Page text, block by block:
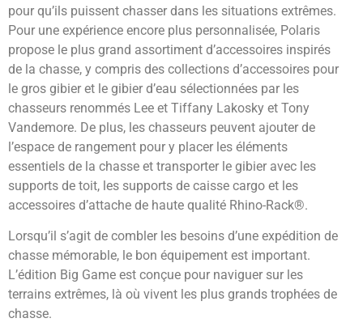
pour qu’ils puissent chasser dans les situations extrêmes.
Pour une expérience encore plus personnalisée, Polaris
propose le plus grand assortiment d’accessoires inspirés
de la chasse, y compris des collections d’accessoires pour
le gros gibier et le gibier d’eau sélectionnées par les
chasseurs renommés Lee et Tiffany Lakosky et Tony
Vandemore. De plus, les chasseurs peuvent ajouter de
l’espace de rangement pour y placer les éléments
essentiels de la chasse et transporter le gibier avec les
supports de toit, les supports de caisse cargo et les
accessoires d’attache de haute qualité Rhino-Rack®.
Lorsqu’il s’agit de combler les besoins d’une expédition de
chasse mémorable, le bon équipement est important.
L’édition Big Game est conçue pour naviguer sur les
terrains extrêmes, là où vivent les plus grands trophées de
chasse.